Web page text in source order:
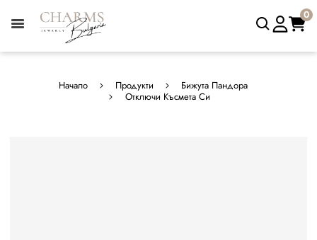
0
Начало Продукти
Бижута Пандора
Отключи Късмета Си